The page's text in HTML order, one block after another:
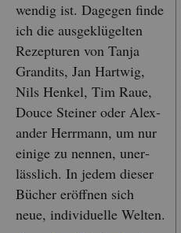
wen­dig ist. Da­ge­gen finde
ich die aus­ge­klü­gel­ten
Re­zep­tu­ren von Tanja
Gran­dits, Jan Hart­wig,
Nils Hen­kel, Tim Raue,
Douce Stei­ner oder Alex­
an­der Herr­mann, um nur
ei­ni­ge zu nen­nen, un­er­
läss­lich. In jedem die­ser
Bü­cher er­öff­nen sich
neue, in­di­vi­du­el­le Wel­ten.